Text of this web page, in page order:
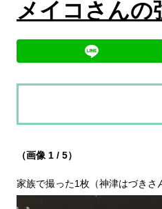
メイコさんの
（画像 1 / 5）
家族で撮った1枚（神津はづきさ